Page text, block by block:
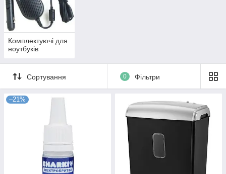
Комплектуючі для
ноутбуків
Сортування 0 Фільтри
–21%